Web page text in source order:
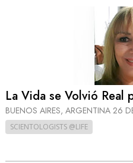
La Vida se Volvió Real
BUENOS AIRES, ARGENTINA 26
SCIENTOLOGISTS @LIFE